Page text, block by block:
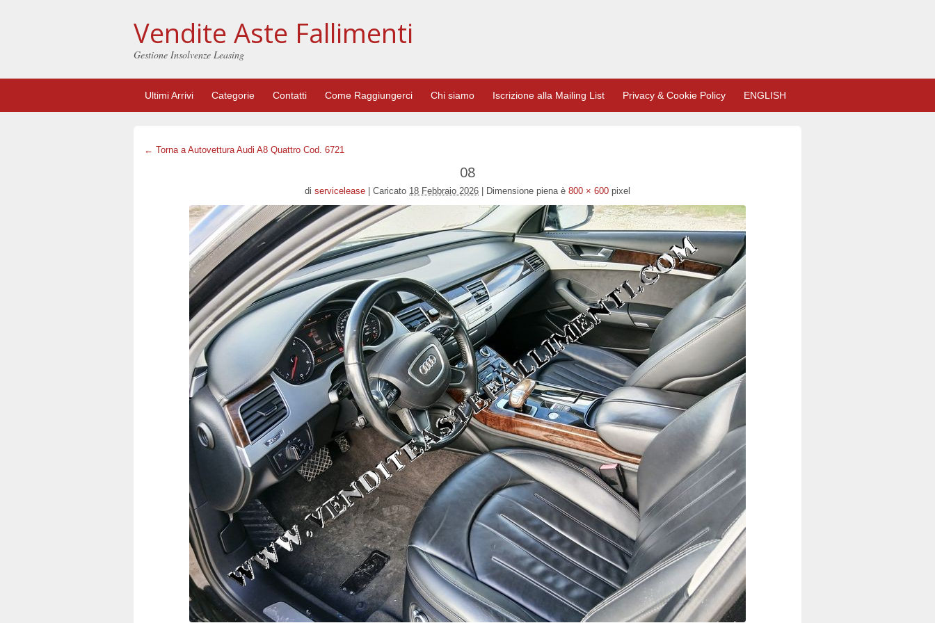
Vendite Aste Fallimenti
Gestione Insolvenze Leasing
Ultimi Arrivi Categorie Contatti Come Raggiungerci Chi siamo Iscrizione alla Mailing List Privacy & Cookie Policy ENGLISH
← Torna a Autovettura Audi A8 Quattro Cod. 6721
08
di servicelease Caricato 18 Febbraio 2026 Dimensione piena è 800 × 600 pixel